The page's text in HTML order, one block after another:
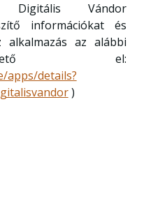
Vándor
információkat és
alkalmazás az alábbi
el:
apps/details?
)